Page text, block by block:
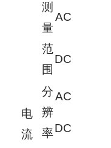
电
流
测
量
范
围
AC
DC
分
辨
率
AC
DC